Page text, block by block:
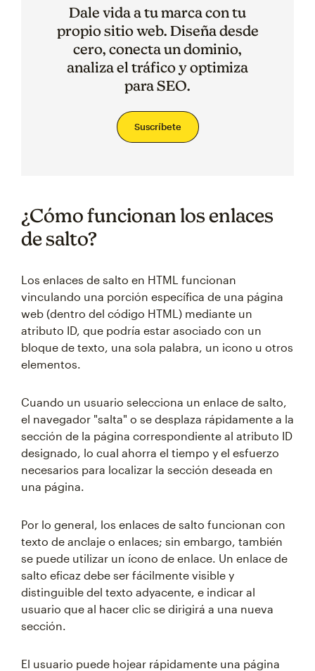
Dale vida a tu marca con tu
propio sitio web. Diseña desde
cero, conecta un dominio,
analiza el tráfico y optimiza
para SEO.
Suscríbete
¿Cómo funcionan los enlaces
de salto?
Los enlaces de salto en HTML funcionan
vinculando una porción específica de una página
web (dentro del código HTML) mediante un
atributo ID, que podría estar asociado con un
bloque de texto, una sola palabra, un icono u otros
elementos.
Cuando un usuario selecciona un enlace de salto,
el navegador "salta" o se desplaza rápidamente a la
sección de la página correspondiente al atributo ID
designado, lo cual ahorra el tiempo y el esfuerzo
necesarios para localizar la sección deseada en
una página.
Por lo general, los enlaces de salto funcionan con
texto de anclaje o enlaces; sin embargo, también
se puede utilizar un ícono de enlace. Un enlace de
salto eficaz debe ser fácilmente visible y
distinguible del texto adyacente, e indicar al
usuario que al hacer clic se dirigirá a una nueva
sección.
El usuario puede hojear rápidamente una página